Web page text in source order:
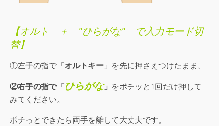
【オルト ＋ "ひらがな" で入力モード切
替】
①左手の指で「オルトキー 」を先に押さえつけたまま、
②右手の指で「ひらがな」 をポチッと1回だけ押して
みてください。
ポチっとできたら両手を離して大丈夫です。